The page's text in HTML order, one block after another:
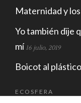
Maternidad y
Yo también dije
mí 16 julio, 2019
Boicot al plástico
ECOSFERA